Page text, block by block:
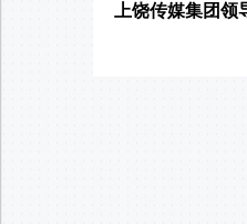
上饶传媒集团